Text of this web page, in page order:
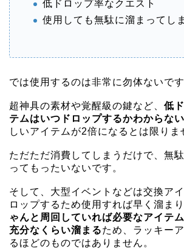
低ドロップ率なクエスト
使用しても無駄に溜まってし
では使用するのは非常に勿体ないです
超神具の素材や覚醒級の鍵など、 低
テムはいつドロップするかわからない
しいアイテムが2倍になるとは限りま
ただただ消費してしまうだけで、無
ってもったいないです。
そして、大型イベントなどは交換ア
ロップするため使用すれば早く溜ま
ゃんと周回していれば必要なアイテ
充分なくらい溜まるため、ラッキー
るほどのものではありません。